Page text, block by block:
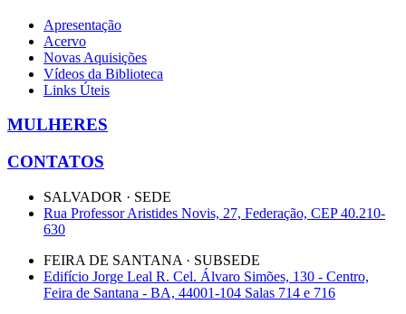
Apresentação
Acervo
Novas Aquisições
Vídeos da Biblioteca
Links Úteis
MULHERES
CONTATOS
SALVADOR · SEDE
Rua Professor Aristides Novis, 27, Federação, CEP 40.210-
630
FEIRA DE SANTANA · SUBSEDE
Edifício Jorge Leal R. Cel. Álvaro Simões, 130 - Centro,
Feira de Santana - BA, 44001-104 Salas 714 e 716